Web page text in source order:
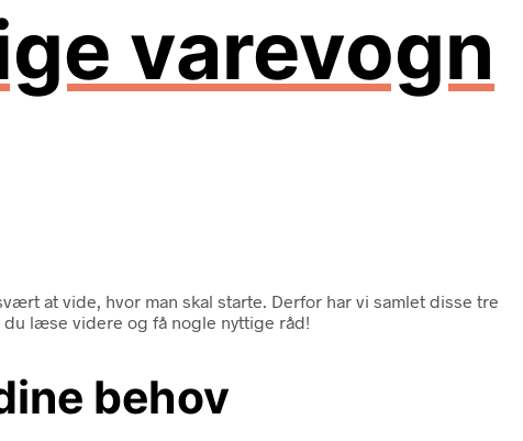
varevogn
at vide, hvor man skal starte. Derfor har vi samlet disse tre
læse videre og få nogle nyttige råd!
behov